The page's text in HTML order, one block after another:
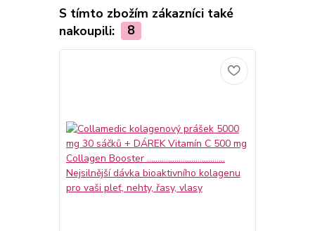
S tímto zbožím zákazníci také
nakoupili:
8